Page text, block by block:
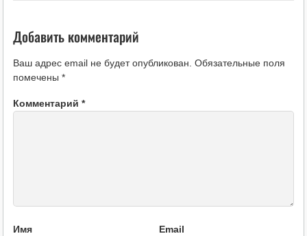
Добавить комментарий
Ваш адрес email не будет опубликован. Обязательные поля
помечены *
Комментарий *
Имя Email